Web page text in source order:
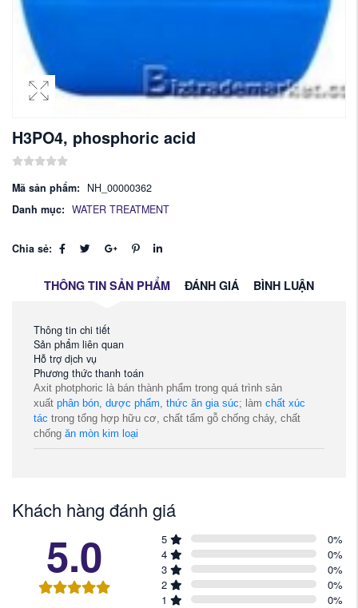
H3PO4, phosphoric acid
Mã sản phẩm:
NH_00000362
Danh mục: WATER TREATMENT
Chia sẻ:
THÔNG TIN SẢN PHẨM ĐÁNH GIÁ BÌNH LUẬN
Thông tin chi tiết
Sản phẩm liên quan
Hỗ trợ dịch vụ
Phương thức thanh toán
Axit photphoric là bán thành phẩm trong quá trình sản
xuất phân bón, dược phẩm, thức ăn gia súc; làm chất xúc
tác trong tổng hợp hữu cơ, chất tẩm gỗ chống cháy, chất
chống ăn mòn kim loại
Khách hàng đánh giá
5.0 5 0%
4
0%
3
0%
2
0%
1
0%